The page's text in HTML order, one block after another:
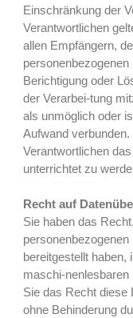
Einschränkung der
Verantwortlichen
allen Empfängern,
Berichtigung oder
der Verarbei-tung
als unmöglich oder
Aufwand
Verantwortlichen
unterrichtet zu
Recht auf
Sie haben das
bereitgestellt haben,
maschi-
Sie das Recht diese
ohne Behinderung